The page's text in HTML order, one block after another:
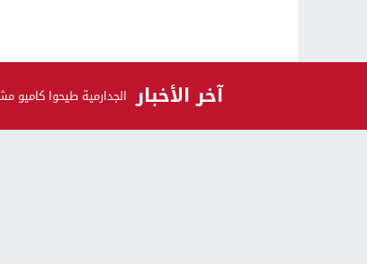
آخر الأخبار الجدارمية طيحوا